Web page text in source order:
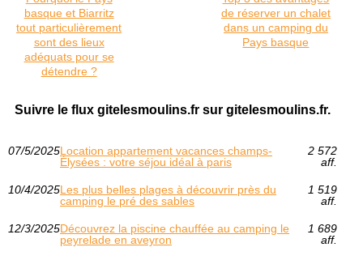
basque et Biarritz
tout particulièrement
sont des lieux
adéquats pour se
détendre ?
de réserver un chalet
dans un camping du
Pays basque
Suivre le flux gitelesmoulins.fr sur gitelesmoulins.fr.
07/5/2025Location appartement vacances champs-
Élysées : votre séjou idéal à paris
2 572
aff.
10/4/2025Les plus belles plages à découvrir près du
camping le pré des sables
1 519
aff.
12/3/2025Découvrez la piscine chauffée au camping le
peyrelade en aveyron
1 689
aff.